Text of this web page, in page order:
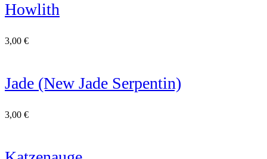
Howlith
3,00 €
Jade (New Jade Serpentin)
3,00 €